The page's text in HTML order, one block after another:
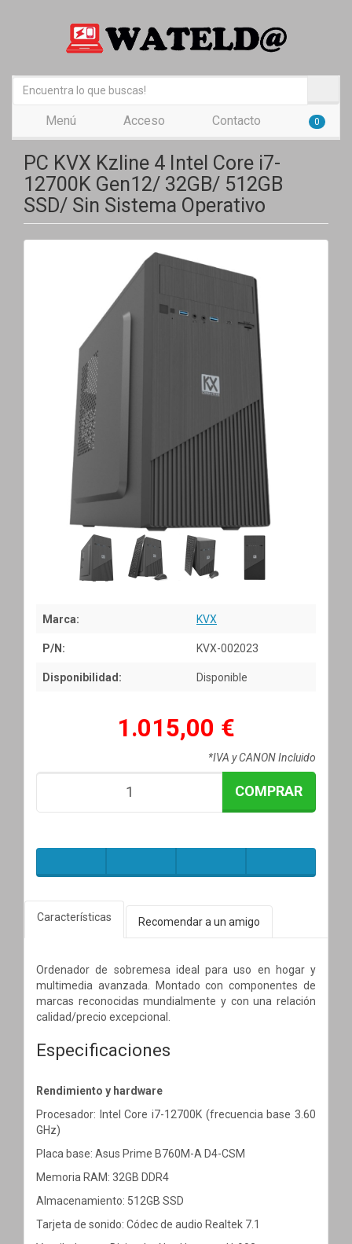
Menú Acceso Contacto 0
PC KVX Kzline 4 Intel Core i7-
12700K Gen12/ 32GB/ 512GB
SSD/ Sin Sistema Operativo
Marca: KVX
P/N: KVX-002023
Disponibilidad: Disponible
1.015,00 €
*IVA y CANON Incluido
COMPRAR
Características Recomendar a un amigo
Ordenador de sobremesa ideal para uso en hogar y
multimedia avanzada. Montado con componentes de
marcas reconocidas mundialmente y con una relación
calidad/precio excepcional.
Especificaciones
Rendimiento y hardware
Procesador: Intel Core i7-12700K (frecuencia base 3.60
GHz)
Placa base: Asus Prime B760M-A D4-CSM
Memoria RAM: 32GB DDR4
Almacenamiento: 512GB SSD
Tarjeta de sonido: Códec de audio Realtek 7.1